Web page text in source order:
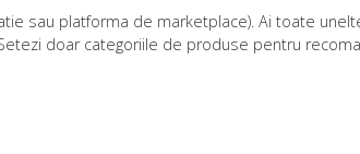
sau platforma de marketplace). Ai toate
doar categoriile de produse pentru